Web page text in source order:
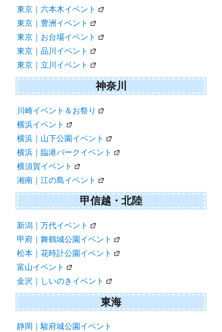
東京｜六本木イベント
東京｜豊洲イベント
東京｜お台場イベント
東京｜品川イベント
東京｜立川イベント
神奈川
川崎イベント＆お祭り
横浜イベント
横浜｜山下公園イベント
横浜｜臨港パークイベント
横須賀イベント
湘南｜江の島イベント
甲信越・北陸
新潟｜万代イベント
甲府｜舞鶴城公園イベント
松本｜花時計公園イベント
富山イベント
金沢｜しいのきイベント
東海
静岡｜駿府城公園イベント